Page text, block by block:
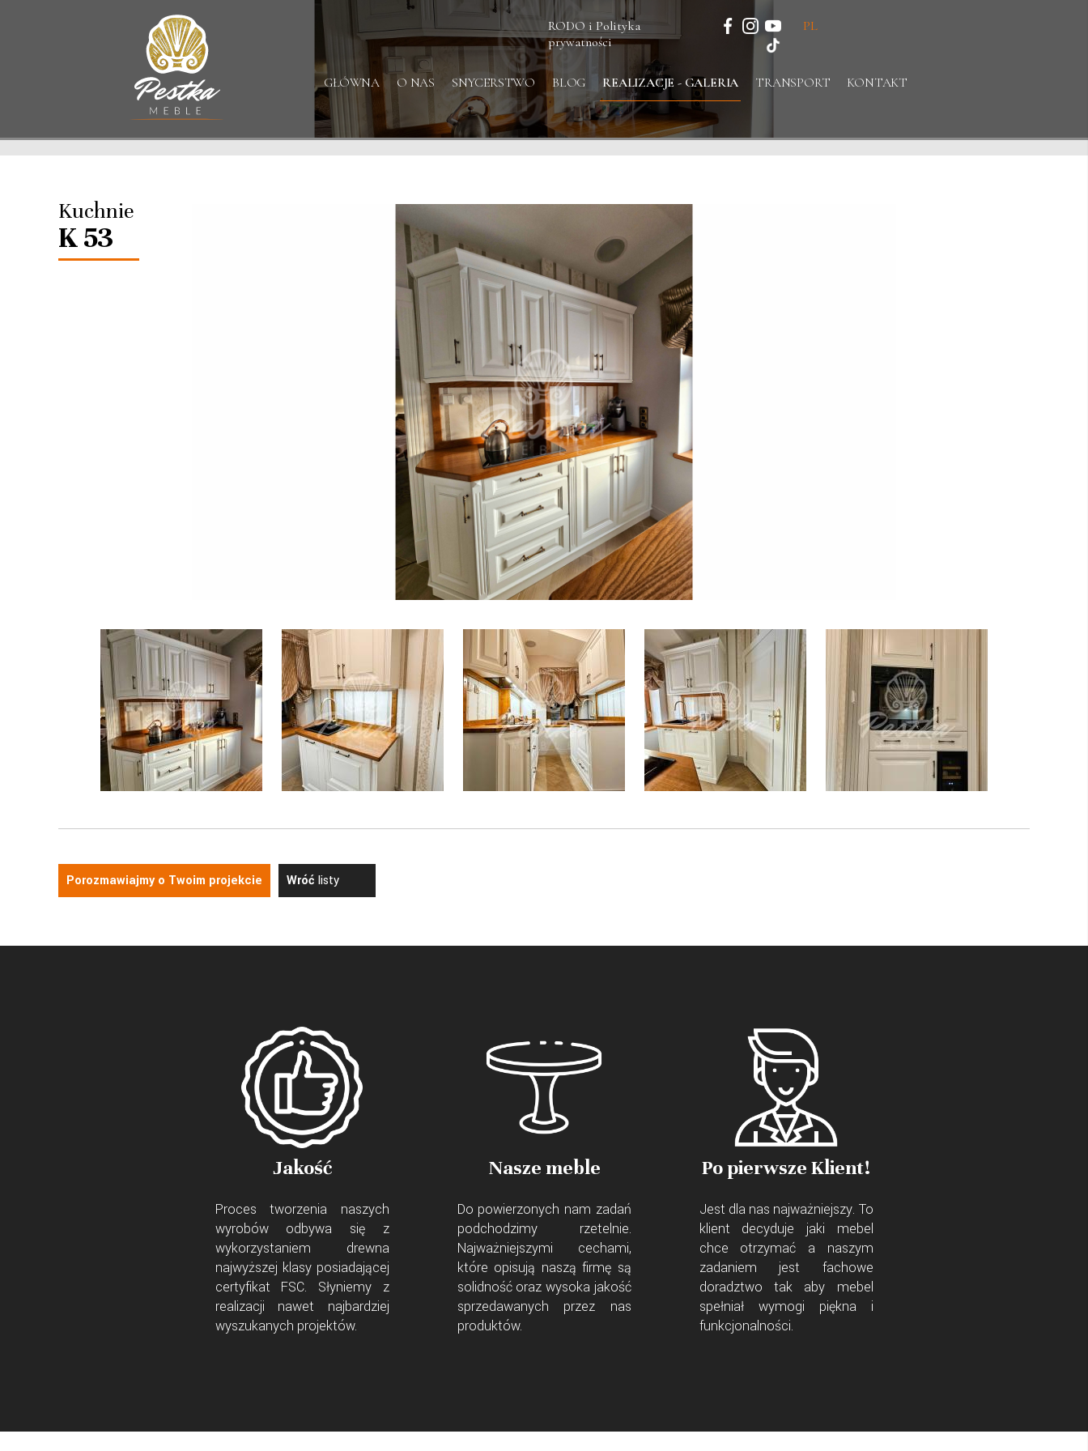
PL
RODO i Polityka
prywatności
GŁÓWNA O NAS SNYCERSTWO BLOG REALIZACJE - GALERIA TRANSPORT KONTAKT
Kuchnie
K 53
Porozmawiajmy o Twoim projekcie Wróć listy
Jakość
Proces tworzenia naszych
wyrobów odbywa się z
wykorzystaniem drewna
najwyższej klasy posiadającej
certyfikat FSC. Słyniemy z
realizacji nawet najbardziej
wyszukanych projektów.
Nasze meble
Do powierzonych nam zadań
podchodzimy rzetelnie.
Najważniejszymi cechami,
które opisują naszą firmę są
solidność oraz wysoka jakość
sprzedawanych przez nas
produktów.
Po pierwsze Klient!
Jest dla nas najważniejszy. To
klient decyduje jaki mebel
chce otrzymać a naszym
zadaniem jest fachowe
doradztwo tak aby mebel
spełniał wymogi piękna i
funkcjonalności.